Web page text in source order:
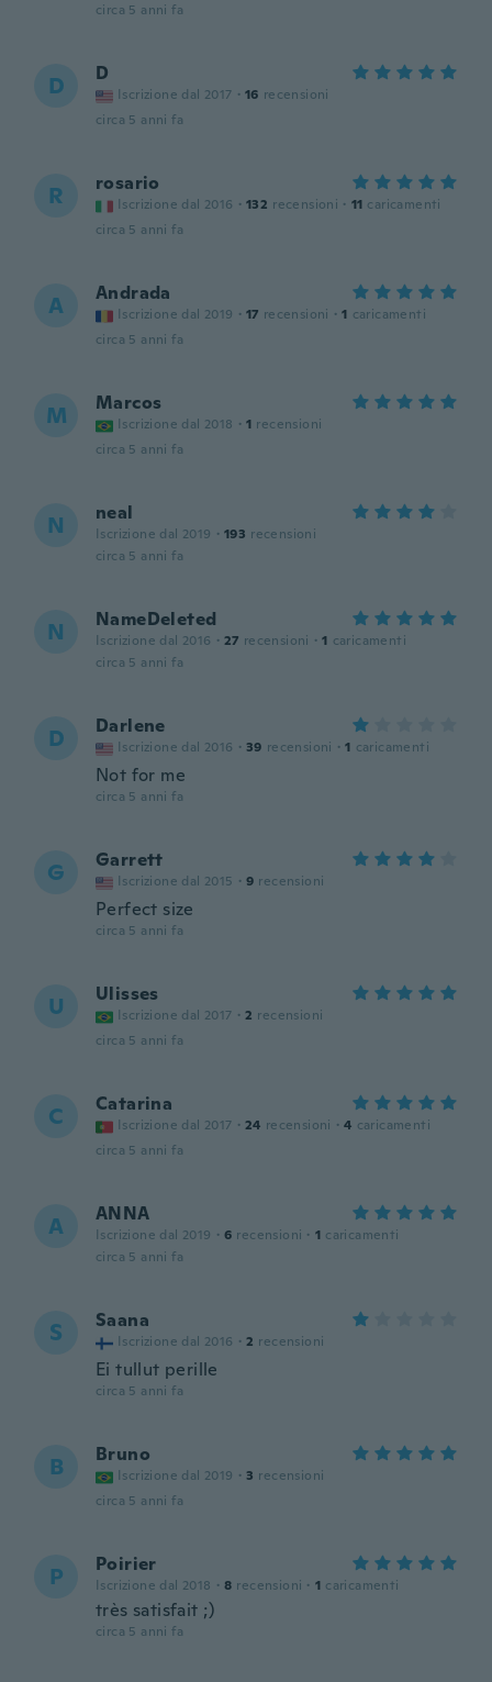
circa 5 anni fa
D D
Iscrizione dal 2017 · 16 recensioni
circa 5 anni fa
R rosario
Iscrizione dal 2016 · 132 recensioni · 11 caricamenti
circa 5 anni fa
A Andrada
Iscrizione dal 2019 · 17 recensioni · 1 caricamenti
circa 5 anni fa
M Marcos
Iscrizione dal 2018 · 1 recensioni
circa 5 anni fa
N neal
Iscrizione dal 2019 · 193 recensioni
circa 5 anni fa
N NameDeleted
Iscrizione dal 2016 · 27 recensioni · 1 caricamenti
circa 5 anni fa
D Darlene
Iscrizione dal 2016 · 39 recensioni · 1 caricamenti
Not for me
circa 5 anni fa
G Garrett
Iscrizione dal 2015 · 9 recensioni
Perfect size
circa 5 anni fa
U Ulisses
Iscrizione dal 2017 · 2 recensioni
circa 5 anni fa
C Catarina
Iscrizione dal 2017 · 24 recensioni · 4 caricamenti
circa 5 anni fa
A ANNA
Iscrizione dal 2019 · 6 recensioni · 1 caricamenti
circa 5 anni fa
S Saana
Iscrizione dal 2016 · 2 recensioni
Ei tullut perille
circa 5 anni fa
B Bruno
Iscrizione dal 2019 · 3 recensioni
circa 5 anni fa
P Poirier
Iscrizione dal 2018 · 8 recensioni · 1 caricamenti
très satisfait ;)
circa 5 anni fa